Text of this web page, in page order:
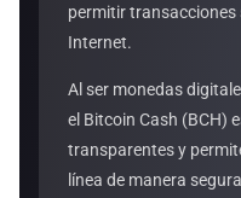
permitir transacciones
Internet.
Al ser monedas
el Bitcoin Cash (BCH)
transparentes y
línea de manera